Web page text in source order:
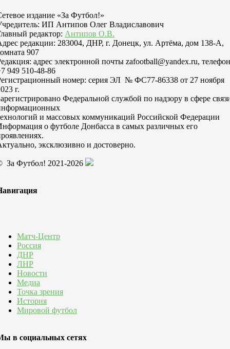
издание «За Футбол!»
ИП Антипов Олег Владиславович
редактор: Антипов О.В.
редакции: 283004, ДНР, г. Донецк, ул. Артёма, дом 138-А,
907
адрес электронной почты zafootball@yandex.ru, телефон
949 510-48-86
номер: серия ЭЛ № ФС77-86338 от 27 ноября
г.
Федеральной службой по надзору в сфере
и массовых коммуникаций Российской Федерации
о футболе Донбасса в самых различных его
эксклюзивно и достоверно.
За Футбол! 2021-2026
Матч-Центр
Россия
ДНР
ЛНР
Новости
Медиа
Точка зрения
История
Мировой футбол
в социальных сетях